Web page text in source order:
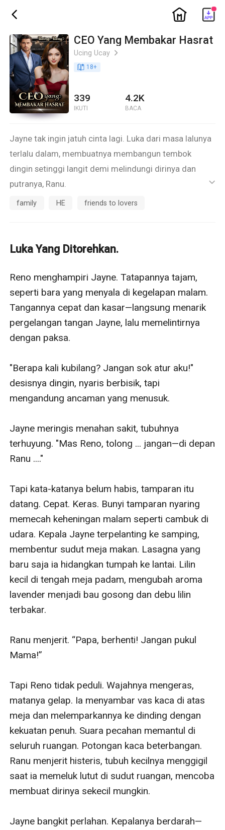
ic_back ic_home
CEO Yang Membakar Hasrat
Ucing Ucay ic_arrow_right
book_age 18+
339
IKUTI
4.2K
BACA
Jayne tak ingin jatuh cinta lagi. Luka dari masa lalunya
terlalu dalam, membuatnya membangun tembok
dingin setinggi langit demi melindungi dirinya dan
putranya, Ranu.
Tapi Elang berbeda.
putri kecil, Elang tampak seperti jawaban dari luka-luka
menyimpan bara yang tak padam—hasrat yang terlalu
lama terpendam sejak perceraiannya dengan Yola.
Ketika malam gelap memaksa Jayne dan Ranu
mencari perlindungan di rumah Elang, jarak yang dulu
aman mulai runtuh. Sentuhan-sentuhan kecil berubah
Tapi tak ada yang mudah saat dua orang dewasa
sama-sama membawa beban.
Jayne takut kembali hancur.
Jayne begitu dekat, tapi tak pernah benar-benar
memberi izin.
Di antara malam-malam yang semakin panas dan
menemukan tempat yang aman—bukan hanya untuk
tubuh mereka, tapi juga hati mereka?
ic_default
family HE friends to lovers
Luka Yang Ditorehkan.
Reno menghampiri Jayne. Tatapannya tajam,
seperti bara yang menyala di kegelapan malam.
Tangannya cepat dan kasar—langsung menarik
pergelangan tangan Jayne, lalu memelintirnya
dengan paksa.
"Berapa kali kubilang? Jangan sok atur aku!"
desisnya dingin, nyaris berbisik, tapi
mengandung ancaman yang menusuk.
Jayne meringis menahan sakit, tubuhnya
terhuyung. "Mas Reno, tolong ... jangan—di depan
Ranu ...."
Tapi kata-katanya belum habis, tamparan itu
datang. Cepat. Keras. Bunyi tamparan nyaring
memecah keheningan malam seperti cambuk di
udara. Kepala Jayne terpelanting ke samping,
membentur sudut meja makan. Lasagna yang
baru saja ia hidangkan tumpah ke lantai. Lilin
kecil di tengah meja padam, mengubah aroma
lavender menjadi bau gosong dan debu lilin
terbakar.
Ranu menjerit. “Papa, berhenti! Jangan pukul
Mama!”
Tapi Reno tidak peduli. Wajahnya mengeras,
matanya gelap. Ia menyambar vas kaca di atas
meja dan melemparkannya ke dinding dengan
kekuatan penuh. Suara pecahan memantul di
seluruh ruangan. Potongan kaca beterbangan.
Ranu menjerit histeris, tubuh kecilnya menggigil
saat ia memeluk lutut di sudut ruangan, mencoba
membuat dirinya sekecil mungkin.
Jayne bangkit perlahan. Kepalanya berdarah—